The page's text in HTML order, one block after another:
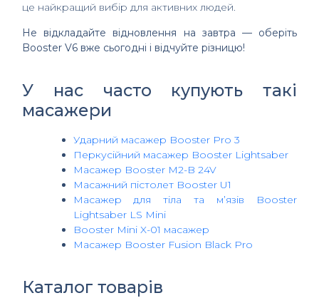
це найкращий вибір для активних людей.
Не відкладайте відновлення на завтра — оберіть
Booster V6 вже сьогодні і відчуйте різницю!
У нас часто купують такі
масажери
Ударний масажер Booster Pro 3
Перкусійний масажер Booster Lightsaber
Масажер Booster M2-B 24V
Масажний пістолет Booster U1
Масажер для тіла та м’язів Booster
Lightsaber LS Mini
Booster Mini X-01 масажер
Масажер Booster Fusion Black Pro
Каталог товарів